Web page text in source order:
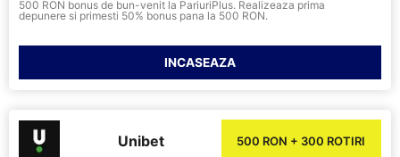
500 RON bonus de bun-venit la PariuriPlus. Realizeaza prima
depunere si primesti 50% bonus pana la 500 RON.
INCASEAZA
Unibet 500 RON + 300 ROTIRI